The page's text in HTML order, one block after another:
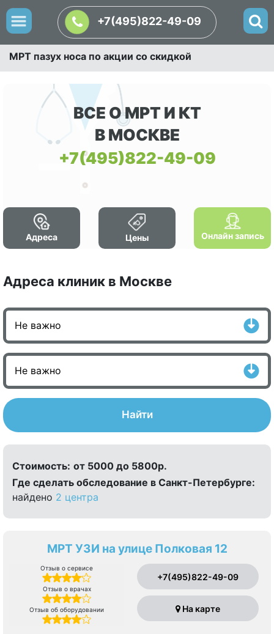
+7(495)822-49-09
МРТ пазух носа по акции со скидкой
ВСЕ О МРТ И КТ
В МОСКВЕ
+7(495)822-49-09
Адреса Цены Онлайн запись
Адреса клиник в Москве
Найти
Стоимость: от 5000 до 5800р.
Где сделать обследование в Санкт-Петербурге:
найдено 2 центра
МРТ УЗИ на улице Полковая 12
Отзыв о сервисе
Отзыв о врачах
Отзыв об оборудовании
+7(495)822-49-09
На карте